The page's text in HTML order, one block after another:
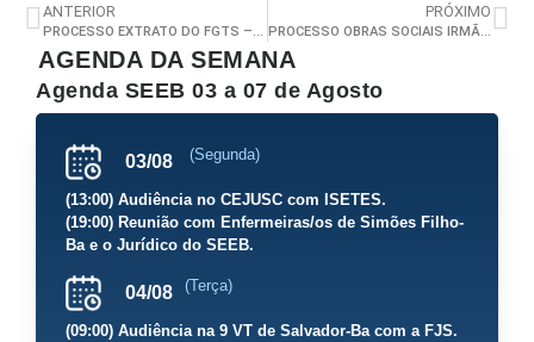
ANTERIOR
PROCESSO EXTRATO DO FGTS – SANTA CASA DE MISERICÓRDIA
PRÓXIMO
PROCESSO OBRAS SOCIAIS IRMÃ DULCE
AGENDA DA SEMANA
Agenda SEEB 03 a 07 de Agosto
03/08 (Segunda)
(13:00) Audiência no CEJUSC com ISETES.
(19:00) Reunião com Enfermeiras/os de Simões Filho-
Ba e o Jurídico do SEEB.
04/08 (Terça)
(09:00) Audiência na 9 VT de Salvador-Ba com a FJS.